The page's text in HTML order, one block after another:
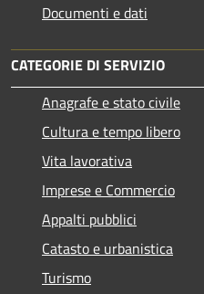
Documenti e dati
CATEGORIE DI SERVIZIO
Anagrafe e stato civile
Cultura e tempo libero
Vita lavorativa
Imprese e Commercio
Appalti pubblici
Catasto e urbanistica
Turismo